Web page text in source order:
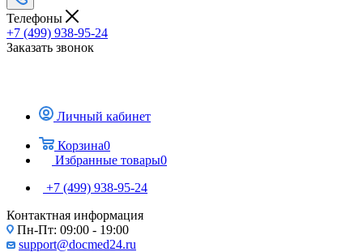
Телефоны
+7 (499) 938-95-24
Заказать звонок
Личный кабинет
Корзина0
Избранные товары0
+7 (499) 938-95-24
Контактная информация
Пн-Пт: 09:00 - 19:00
support@docmed24.ru